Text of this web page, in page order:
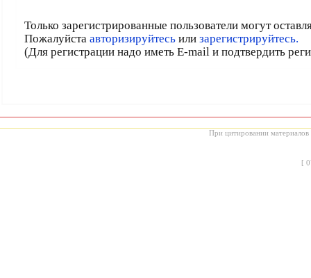
Только зарегистрированные пользователи могут
Пожалуйста авторизируйтесьили зарегистрируйтесь.
(Для регистрации надо иметь E-mail и подтвердить
При цитировании материалов
[